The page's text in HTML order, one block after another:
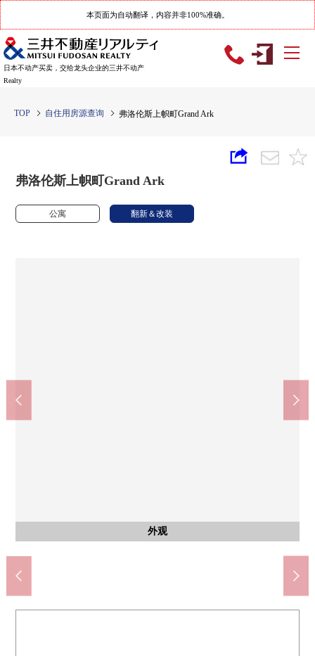
本页面为自动翻译，内容并非100%准确。
日本不动产买卖，交给龙头企业的三井不动产
Realty
TOP 自住用房源查询 弗洛伦斯上帜町Grand Ark
弗洛伦斯上帜町Grand Ark
公寓 翻新＆改装
外观
客厅
约25.0张塌塌米客厅
客厅
约25.0张塌塌米客厅
客厅
约25.0张塌塌米客厅
厨房
约4.9张塌塌米厨房
厨房
洗涤槽
厨房
3份IH
洗脸
公共汽车
其他
浴室换气干燥暖气时机
厕所
西式房间
约6.0张塌塌米西式房间
西式房间
约6.3张塌塌米多功能室
收纳
步入式衣帽间
西式房间
约10.1张塌塌米西式房间
收纳
步入式衣帽间
收纳
走廊收纳
门口
其他
有监视器的内部对讲机
阳台
收纳
贮藏室
外观
外观
停车场
共有部分
自行车停放处
共有部分
自行车停放处
WANTS旗帜町商店(约290m)
广岛市立旗帜町小学(约0m)